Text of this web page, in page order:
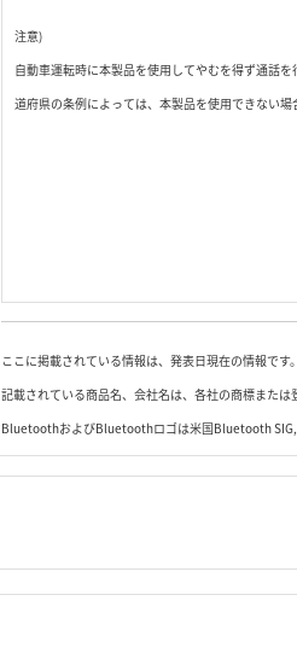
注意)
自動車運転時に本製品を使用してやむを得ず通話
道府県の条例によっては、本製品を使用できない
ここに掲載されている情報は、発表日現在の情報で
記載されている商品名、会社名は、各社の商標また
BluetoothおよびBluetoothロゴは米国Bluetooth